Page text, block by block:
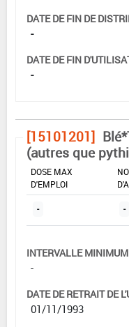
DATE DE FIN DE
-
DATE DE FIN
-
[15101201]
(autres que
DOSE MAX
D'EMPLOI
- -
INTERVALLE
-
DATE DE RETRAIT DE
01/11/1993